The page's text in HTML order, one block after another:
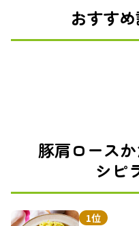
おすす
豚肩ロース
シピ
1位